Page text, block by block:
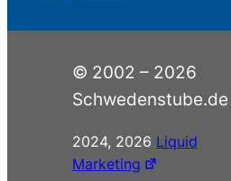
© 2002 – 2026
Schwedenstube.de
2024, 2026 Liquid
Marketing